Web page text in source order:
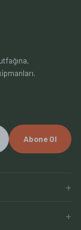
Abone Ol
+
+